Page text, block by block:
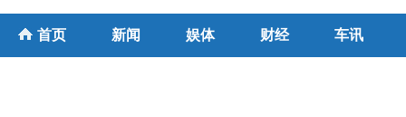
首页 新闻 娱体 财经 车讯